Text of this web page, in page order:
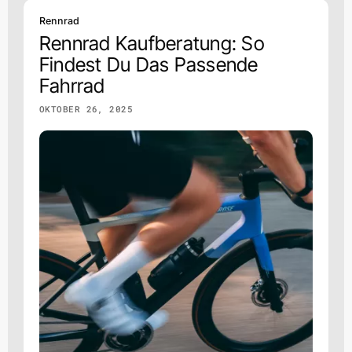
Rennrad
Rennrad Kaufberatung: So
Findest Du Das Passende
Fahrrad
OKTOBER 26, 2025